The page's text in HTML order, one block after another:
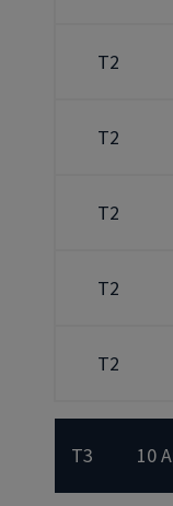
T2
T2
T2
T2
T2
T3 10